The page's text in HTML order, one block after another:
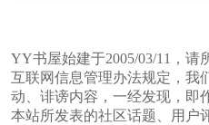
YY书屋始建于2005/03/11，请
互联网信息管理办法规定，我
动、诽谤内容，一经发现，即
本站所发表的社区话题、用户